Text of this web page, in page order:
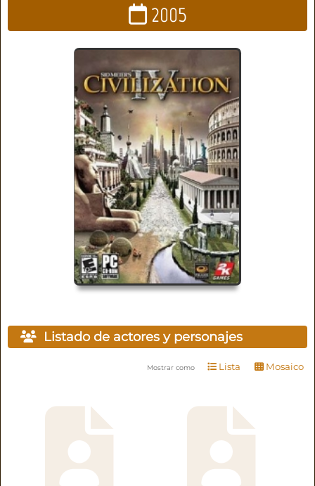
2005
Listado de actores y personajes
Mostrar como Lista Mosaico